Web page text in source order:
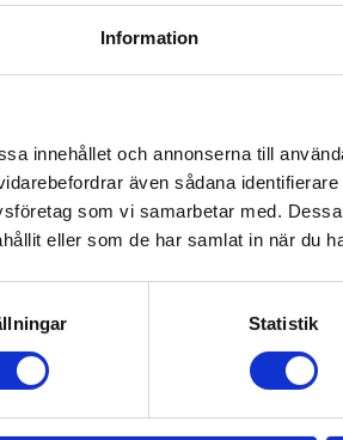
Information
innehållet och annonserna till
även sådana
som vi samarbetar med.
eller som de har samlat in när du
Statistik
belastning och 100 kg/st